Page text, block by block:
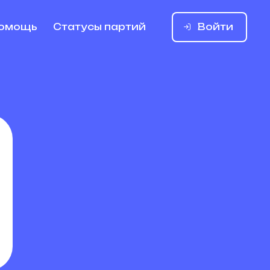
Статусы партий Войти